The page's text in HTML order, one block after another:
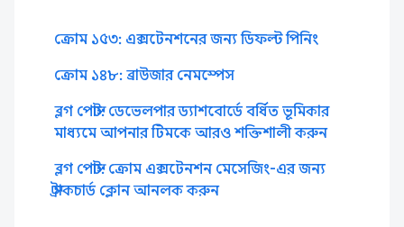
ক্রোম ১৫৩: এক্সটেনশনের জন্য ডিফল্ট পিনিং
ক্রোম ১৪৮: ব্রাউজার নেমস্পেস
ব্লগ পোস্ট: ডেভেলপার ড্যাশবোর্ডে বর্ধিত ভূমিকার
মাধ্যমে আপনার টিমকে আরও শক্তিশালী করুন
ব্লগ পোস্ট: ক্রোম এক্সটেনশন মেসেজিং-এর জন্য
স্ট্রাকচার্ড ক্লোন আনলক করুন